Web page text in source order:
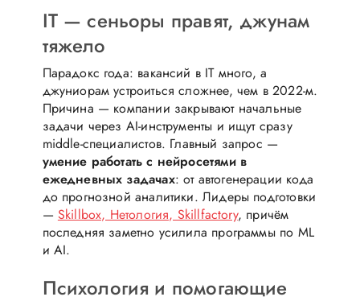
IT — сеньоры правят, джунам
тяжело
Парадокс года: вакансий в IT много, а
джуниорам устроиться сложнее, чем в 2022-м.
Причина — компании закрывают начальные
задачи через AI-инструменты и ищут сразу
middle-специалистов. Главный запрос —
умение работать с нейросетями в
ежедневных задачах: от автогенерации кода
до прогнозной аналитики. Лидеры подготовки
— Skillbox, Нетология, Skillfactory, причём
последняя заметно усилила программы по ML
и AI.
Психология и помогающие